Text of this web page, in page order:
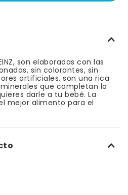
son elaboradas con las
sin colorantes, sin
artificiales, son una rica
que completan la
darle a tu bebé. La
mejor alimento para el